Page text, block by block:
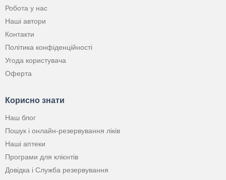
Робота у нас
Наші автори
Контакти
Політика конфіденційності
Угода користувача
Оферта
Корисно знати
Наш блог
Пошук і онлайн-резервування ліків
Наші аптеки
Програми для клієнтів
Довідка і Служба резервування